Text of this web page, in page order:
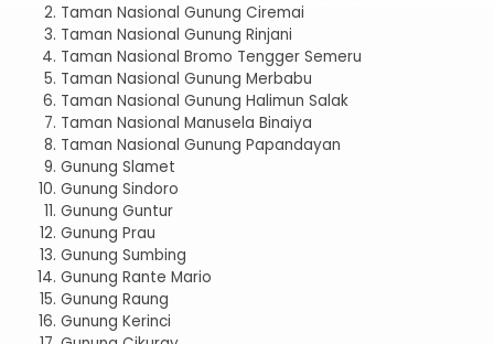
Taman Nasional Gunung Ciremai
Taman Nasional Gunung Rinjani
Taman Nasional Bromo Tengger Semeru
Taman Nasional Gunung Merbabu
Taman Nasional Gunung Halimun Salak
Taman Nasional Manusela Binaiya
Taman Nasional Gunung Papandayan
Gunung Slamet
Gunung Sindoro
Gunung Guntur
Gunung Prau
Gunung Sumbing
Gunung Rante Mario
Gunung Raung
Gunung Kerinci